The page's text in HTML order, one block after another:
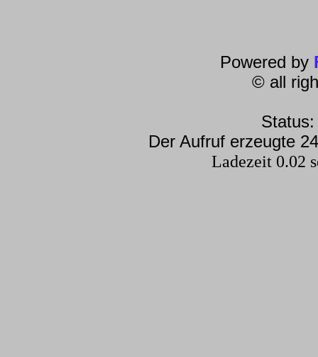
Powered by
© all
Der Aufruf erzeugte
Ladezeit 0.02